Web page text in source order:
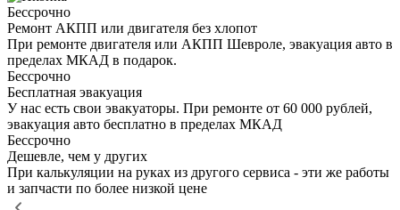
Бессрочно
Ремонт АКПП или двигателя без хлопот
При ремонте двигателя или АКПП Шевроле, эвакуация авто в
пределах МКАД в подарок.
Бессрочно
Бесплатная эвакуация
У нас есть свои эвакуаторы. При ремонте от 60 000 рублей,
эвакуация авто бесплатно в пределах МКАД
Бессрочно
Дешевле, чем у других
При калькуляции на руках из другого сервиса - эти же работы
и запчасти по более низкой цене